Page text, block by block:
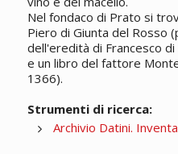
Nel fondaco di Prato si
Piero di Giunta del Rosso
dell'eredità di Francesco
e un libro del fattore
1366).
Strumenti di ricerca:
Archivio Datini.